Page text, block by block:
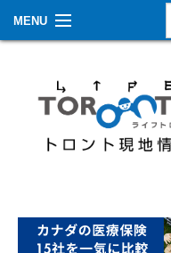
MENU
生活情報
その他
イベントカレンダー